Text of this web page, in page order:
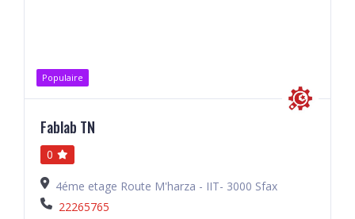
Populaire
Fablab TN
0
4éme etage Route M'harza - IIT- 3000 Sfax
22265765